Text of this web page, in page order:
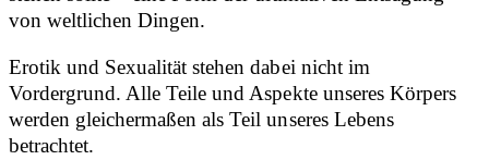
von weltlichen Dingen.
Erotik und Sexualität stehen dabei nicht im
Vordergrund. Alle Teile und Aspekte unseres Körpers
werden gleichermaßen als Teil unseres Lebens
betrachtet.